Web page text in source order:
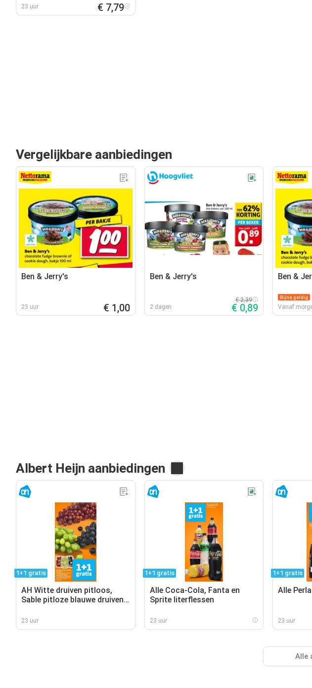
23 uur € 7,79
Vergelijkbare aanbiedingen
Ben & Jerry's
23 uur € 1,00
Ben & Jerry's
2 dagen
€ 2,39
€ 0,89
Ben &
Bijna geldig
Vanaf
Albert Heijn aanbiedingen
1+1 gratis
AH Witte druiven pitloos,
Sable pitloze blauwe druiven,
rode druiven
23 uur
1+1 gratis
Alle Coca-Cola, Fanta en
Sprite literflessen
23 uur
1+1 gratis
Alle
23 uur
Alle